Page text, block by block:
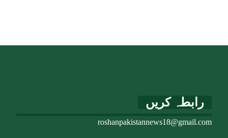
رابطہ کریں
roshanpakistannews18@gmail.com